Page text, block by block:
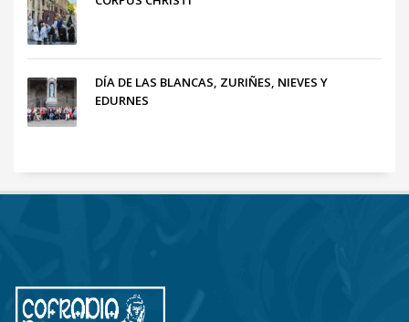
DÍA DE LAS BLANCAS, ZURIÑES, NIEVES Y
EDURNES